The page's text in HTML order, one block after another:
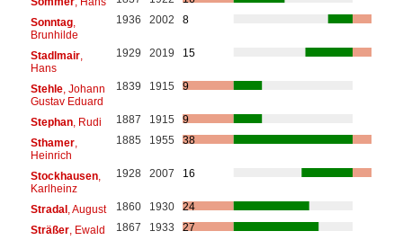
Sonntag,
Brunhilde
1936 2002 8
Stadlmair,
Hans
1929 2019 15
Stehle, Johann
Gustav Eduard
1839 1915 9
Stephan, Rudi 1887 1915
9
Sthamer,
Heinrich
1885 1955 38
Stockhausen,
Karlheinz
1928 2007 16
Stradal, August 1860 1930
24
Sträßer, Ewald 1867 1933
27